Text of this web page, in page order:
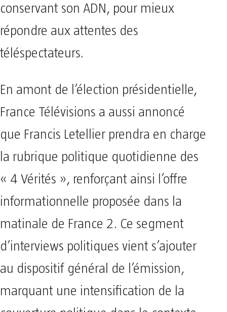
conservant son ADN, pour mieux
répondre aux attentes des
téléspectateurs.
En amont de l’élection présidentielle,
France Télévisions a aussi annoncé
que Francis Letellier prendra en charge
la rubrique politique quotidienne des
« 4 Vérités », renforçant ainsi l’offre
informationnelle proposée dans la
matinale de France 2. Ce segment
d’interviews politiques vient s’ajouter
au dispositif général de l’émission,
marquant une intensification de la